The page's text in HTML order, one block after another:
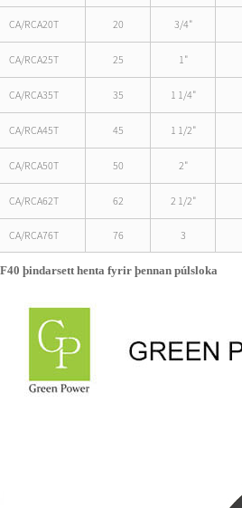
CA/RCA20T 20 3/4"
CA/RCA25T 25 1"
CA/RCA35T 35 1 1/4"
CA/RCA45T 45 1 1/2"
CA/RCA50T 50 2"
CA/RCA62T 62 2 1/2"
CA/RCA76T 76 3
þindarsett henta fyrir þennan púlsloka